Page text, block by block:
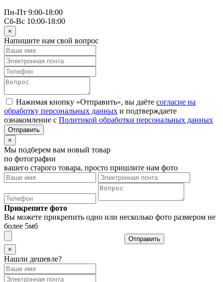
Пн-Пт 9:00-18:00
Сб-Вс 10:00-18:00
×
Напишите нам свой вопрос
Нажимая кнопку «Отправить», вы даёте согласие на
обработку персональных данных и подтверждаете
ознакомление с Политикой обработки персональных данных
×
Мы подберем вам новый товар
по фотографии
вашего старого товара, просто пришлите нам фото
Прикрепите фото
Вы можете прикрепить одно или несколько фото размером не
более 5мб
Отправить
×
Нашли дешевле?